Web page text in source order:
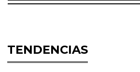
TENDENCIAS